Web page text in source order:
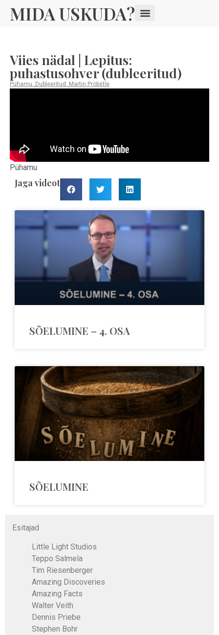
MIDA USKUDA?
Esitajad
Little Light Studios
Teppo Salmela
Tim Riesenberger
Amazing Discoveries
Amazing Facts
Walter Veith
Dennis Priebe
Stephen Bohr
Viies nädal | Lepitus:
puhastusohver (dubleeritud)
Pühamu, Dubleeritud , Martin Pröbstle
Pühamu
Jaga videot
SÕELUMINE – 4. OSA
SÕELUMINE